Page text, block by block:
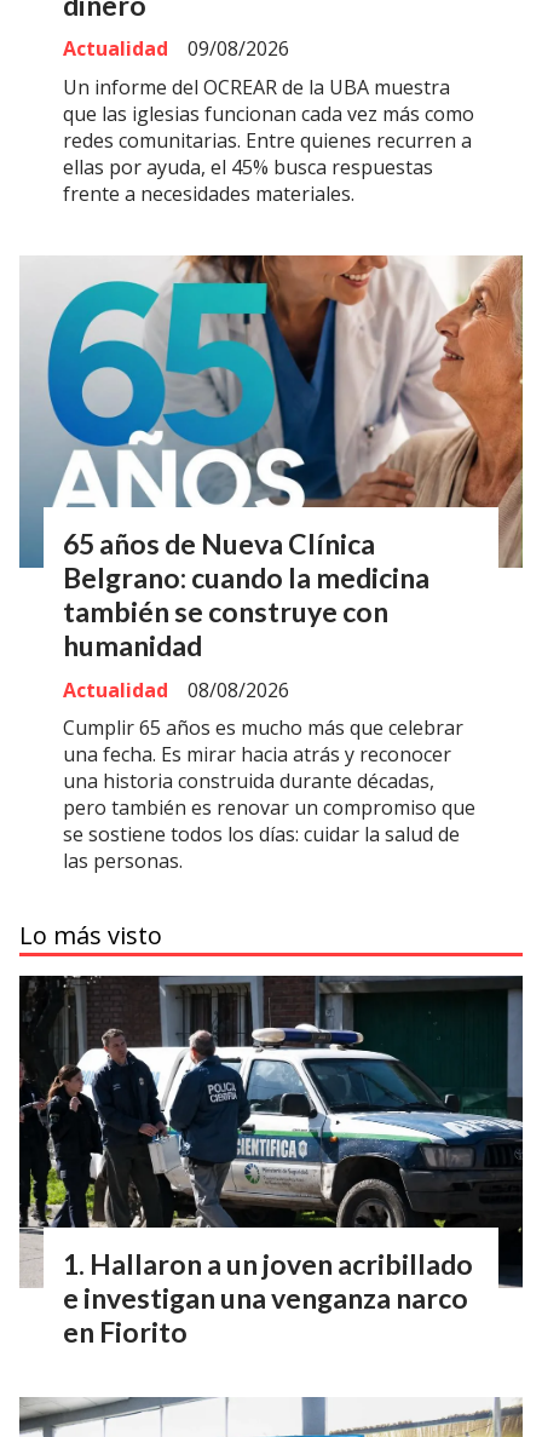
Actualidad
09/08/2026
Un informe del OCREAR de la UBA muestra
que las iglesias funcionan cada vez más como
redes comunitarias. Entre quienes recurren a
ellas por ayuda, el 45% busca respuestas
frente a necesidades materiales.
65 años de Nueva Clínica
Belgrano: cuando la medicina
también se construye con
humanidad
Actualidad
08/08/2026
Cumplir 65 años es mucho más que celebrar
una fecha. Es mirar hacia atrás y reconocer
una historia construida durante décadas,
pero también es renovar un compromiso que
se sostiene todos los días: cuidar la salud de
las personas.
Lo más visto
Hallaron a un joven acribillado
e investigan una venganza narco
en Fiorito